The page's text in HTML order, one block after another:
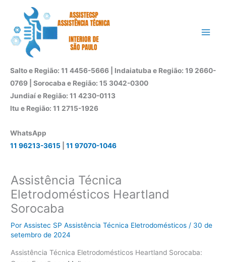
conteúdo
Salto e Região: 11 4456-5666 | Indaiatuba e Região: 19 2660-
0769 | Sorocaba e Região: 15 3042-0300
Jundiaí e Região: 11 4230-0113
Itu e Região: 11 2715-1926
WhatsApp
11 96213-3615
11 97070-1046
Assistência Técnica
Eletrodomésticos Heartland
Sorocaba
PorAssistec SP Assistência Técnica Eletrodomésticos/ 30 de
setembro de 2024
Assistência Técnica Eletrodomésticos Heartland Sorocaba: